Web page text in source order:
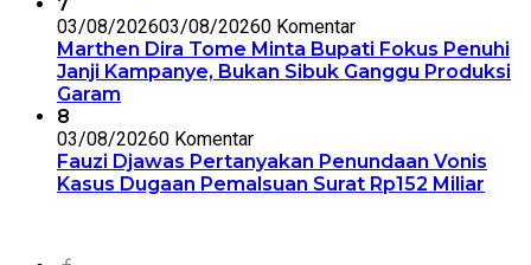
7
03/08/202603/08/20260 Komentar
Marthen Dira Tome Minta Bupati Fokus Penuhi
Janji Kampanye, Bukan Sibuk Ganggu Produksi
Garam
8
03/08/20260 Komentar
Fauzi Djawas Pertanyakan Penundaan Vonis
Kasus Dugaan Pemalsuan Surat Rp152 Miliar